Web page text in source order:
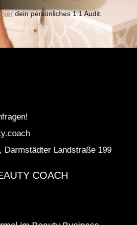
hierdein persönliches 1:1 Audit.
Darmstädter Landstraße 199
COACH